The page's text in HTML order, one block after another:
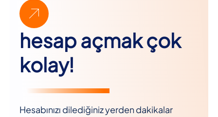
hesap açmak çok
kolay!
Hesabınızı dilediğiniz yerden dakikalar